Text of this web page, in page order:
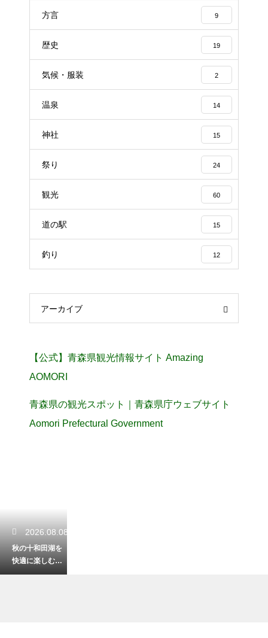
方言 9
歴史 19
気候・服装 2
温泉 14
神社 15
祭り 24
観光 60
道の駅 15
釣り 12
アーカイブ
【公式】青森県観光情報サイト Amazing
AOMORI
青森県の観光スポット｜青森県庁ウェブサイト
Aomori Prefectural Government
2026.08.08
秋の十和田湖を
快適に楽しむ！
気温に合わせた